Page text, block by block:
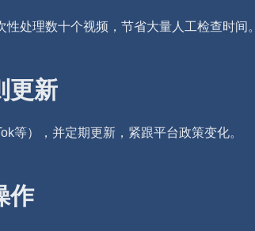
处理数十个视频，节省大量人工检查时间。
更新
等），并定期更新，紧跟平台政策变化。
作